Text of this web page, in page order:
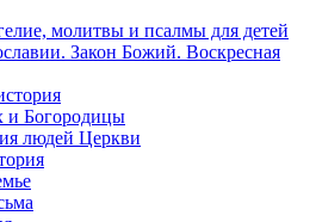
молитвы и псалмы для детей
Закон Божий. Воскресная
и Богородицы
людей Церкви